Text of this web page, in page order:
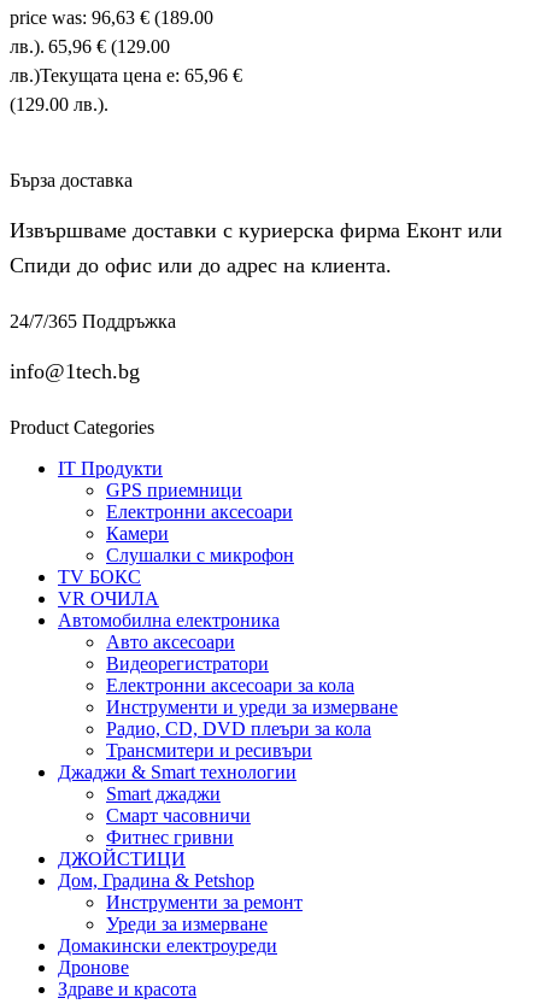
price was: 96,63 € (189.00
лв.). 65,96 € (129.00
лв.)Текущата цена е: 65,96 €
(129.00 лв.).
Бърза доставка
Извършваме доставки с куриерска фирма Еконт или
Спиди до офис или до адрес на клиента.
24/7/365 Поддръжка
info@1tech.bg
Product Categories
IT Продукти
GPS приемници
Електронни аксесоари
Камери
Слушалки с микрофон
TV БОКС
VR ОЧИЛА
Автомобилна електроника
Авто аксесоари
Видеорегистратори
Електронни аксесоари за кола
Инструменти и уреди за измерване
Радио, CD, DVD плеъри за кола
Трансмитери и ресивъри
Джаджи & Smart технологии
Smart джаджи
Смарт часовничи
Фитнес гривни
ДЖОЙСТИЦИ
Дом, Градина & Petshop
Инструменти за ремонт
Уреди за измерване
Домакински електроуреди
Дронове
Здраве и красота